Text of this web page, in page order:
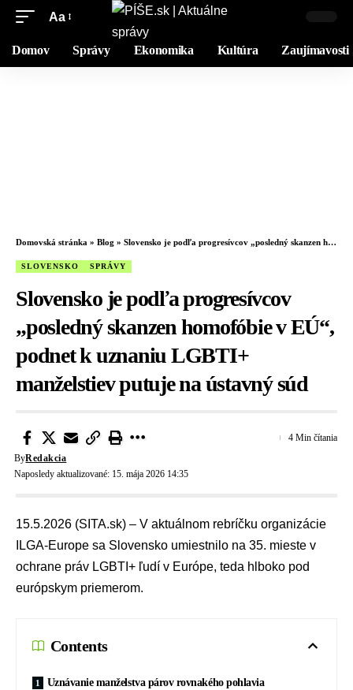
Aa
Domov Správy Ekonomika Kultúra Zaujímavosti
Domovská stránka » Blog » Slovensko je podľa progresívcov „posledný skanzen homofóbie v EÚ“, podnet k uznaniu LGBTI+ manželstiev putuje na ústavný súd
SLOVENSKO SPRÁVY
Slovensko je podľa progresívcov
„posledný skanzen homofóbie v EÚ“,
podnet k uznaniu LGBTI+
manželstiev putuje na ústavný súd
Naposledy aktualizované: 15. mája 2026 14:35
ByRedakcia
4 Min čítania
15.5.2026 (SITA.sk) – V aktuálnom rebríčku organizácie
ILGA-Europe sa Slovensko umiestnilo na 35. mieste v
ochrane práv LGBTI+ ľudí v Európe, teda hlboko pod
európskym priemerom.
Contents
Uznávanie manželstva párov rovnakého pohlavia